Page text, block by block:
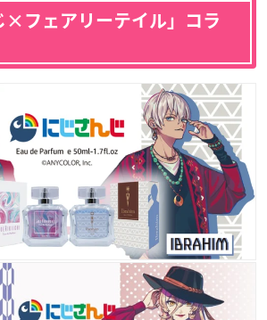
×フェアリーテイル」コラ